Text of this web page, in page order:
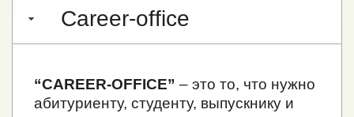
Career-office
“CAREER-OFFICE” – это то, что нужно
абитуриенту, студенту, выпускнику и